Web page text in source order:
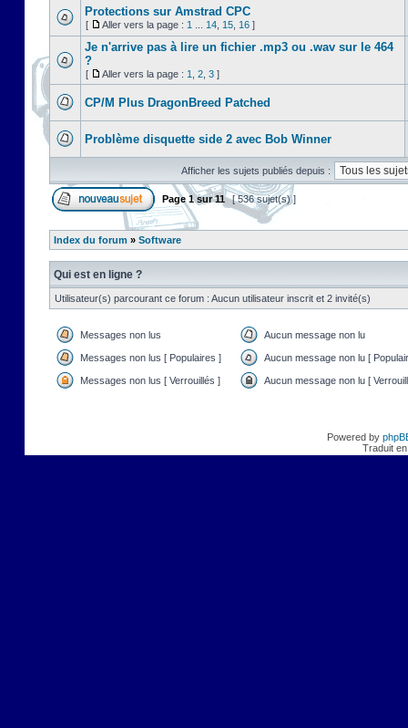
Protections sur Amstrad CPC
[ Aller vers la page : 1 14 15 16 ]
Je n'arrive pas à lire un fichier .mp3 ou .wav sur le 464
?
[ Aller vers la page : 1 2 3 ]
CP/M Plus DragonBreed Patched
Problème disquette side 2 avec Bob Winner
Afficher les sujets publiés depuis :
Page 1sur11 [ 536 sujet(s) ]
Index du forum » Software
Qui est en ligne ?
Utilisateur(s) parcourant ce forum : Aucun utilisateur inscrit et 2 invité(s)
Messages non lus Aucun message non lu
Messages non lus [ Populaires ] Aucun message non lu [
Messages non lus [ Verrouillés ] Aucun message non lu [
Powered by
Traduit